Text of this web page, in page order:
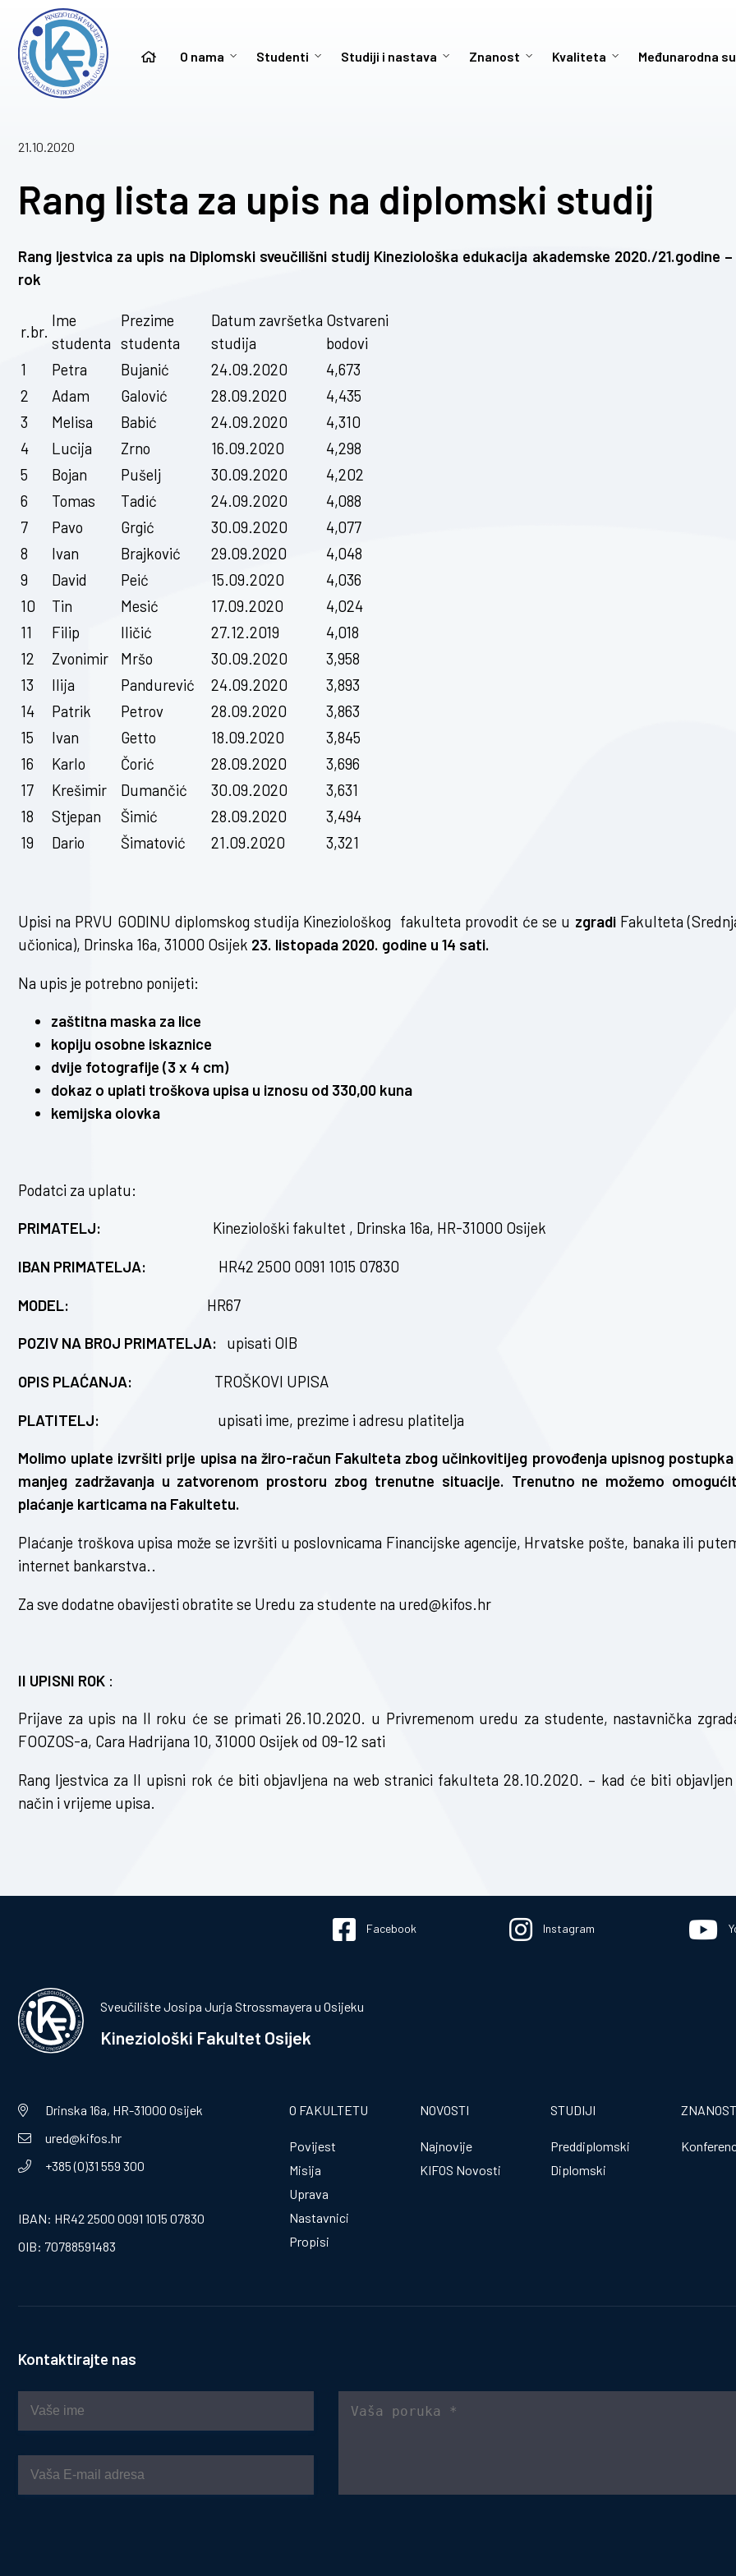
O nama Studenti Studiji i nastava Znanost Kvaliteta Međunarodna
21.10.2020
Rang lista za upis na diplomski studij
Rang ljestvica za upis na Diplomski sveučilišni studij Kineziološka edukacija akademske 2020./21.godine –
rok
r.br.
Ime
studenta
Prezime
studenta
Datum završetka
studija
Ostvareni
bodovi
1
Petra Bujanić 24.09.2020
4,673
2
Adam Galović 28.09.2020
4,435
3
Melisa Babić 24.09.2020
4,310
4
Lucija Zrno 16.09.2020
4,298
5
Bojan Pušelj 30.09.2020
4,202
6
Tomas Tadić 24.09.2020
4,088
7
Pavo Grgić 30.09.2020
4,077
8
Ivan Brajković 29.09.2020
4,048
9
David Peić 15.09.2020
4,036
10
Tin Mesić 17.09.2020
4,024
11
Filip Iličić 27.12.2019
4,018
12
Zvonimir Mršo 30.09.2020
3,958
13
Ilija Pandurević 24.09.2020
3,893
14
Patrik Petrov 28.09.2020
3,863
15
Ivan Getto 18.09.2020
3,845
16
Karlo Čorić 28.09.2020
3,696
17
Krešimir Dumančić 30.09.2020
3,631
18
Stjepan Šimić 28.09.2020
3,494
19
Dario Šimatović 21.09.2020 3,321
Upisi na PRVU GODINU diplomskog studija Kineziološkog fakulteta provodit će se u zgradiFakulteta
učionica), Drinska 16a, 31000 Osijek 23. listopada 2020. godine u 14 sati.
Na upis je potrebno ponijeti:
zaštitna maska za lice
kopiju osobne iskaznice
dvije fotografije (3 x 4 cm)
dokaz o uplati troškova upisa u iznosu od 330,00 kuna
kemijska olovka
Podatci za uplatu:
PRIMATELJ: Kineziološki fakultet , Drinska 16a, HR-31000 Osijek
IBAN PRIMATELJA: HR42 2500 0091 1015 07830
MODEL: HR67
POZIV NA BROJ PRIMATELJA: upisati OIB
OPIS PLAĆANJA: TROŠKOVI UPISA
PLATITELJ: upisati ime, prezime i adresu platitelja
Molimo uplate izvršiti prije upisa na žiro-račun Fakulteta zbog učinkovitijeg provođenja upisnog
manjeg zadržavanja u zatvorenom prostoru zbog trenutne situacije. Trenutno ne možemo
plaćanje karticama na Fakultetu.
Plaćanje troškova upisa može se izvršiti u poslovnicama Financijske agencije, Hrvatske pošte, banaka ili
internet bankarstva..
Za sve dodatne obavijesti obratite se Uredu za studente na ured@kifos.hr
II UPISNI ROK :
Prijave za upis na II roku će se primati 26.10.2020. u Privremenom uredu za studente, nastavnička
FOOZOS-a, Cara Hadrijana 10, 31000 Osijek od 09-12 sati
Rang ljestvica za II upisni rok će biti objavljena na web stranici fakulteta 28.10.2020. – kad će biti
način i vrijeme upisa.
Facebook Instagram
Sveučilište Josipa Jurja Strossmayera u Osijeku
Kineziološki Fakultet Osijek
Drinska 16a, HR-31000 Osijek
ured@kifos.hr
+385 (0)31 559 300
IBAN: HR42 2500 0091 1015 07830
OIB: 70788591483
O FAKULTETU
Povijest
Misija
Uprava
Nastavnici
Propisi
NOVOSTI
Najnovije
KIFOS Novosti
STUDIJI
Preddiplomski
Diplomski
Kontaktirajte nas